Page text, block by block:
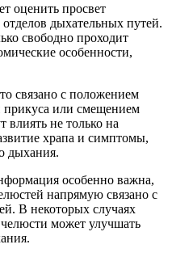
оценить просвет
дыхательных путей.
свободно проходит
особенности,
связано с положением
или смещением
влиять не только на
храпа и симптомы,
дыхания.
особенно важна,
напрямую связано с
В некоторых случаях
может улучшать